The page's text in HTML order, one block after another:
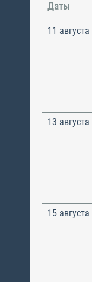
Даты
11 августа
13 августа
15 августа